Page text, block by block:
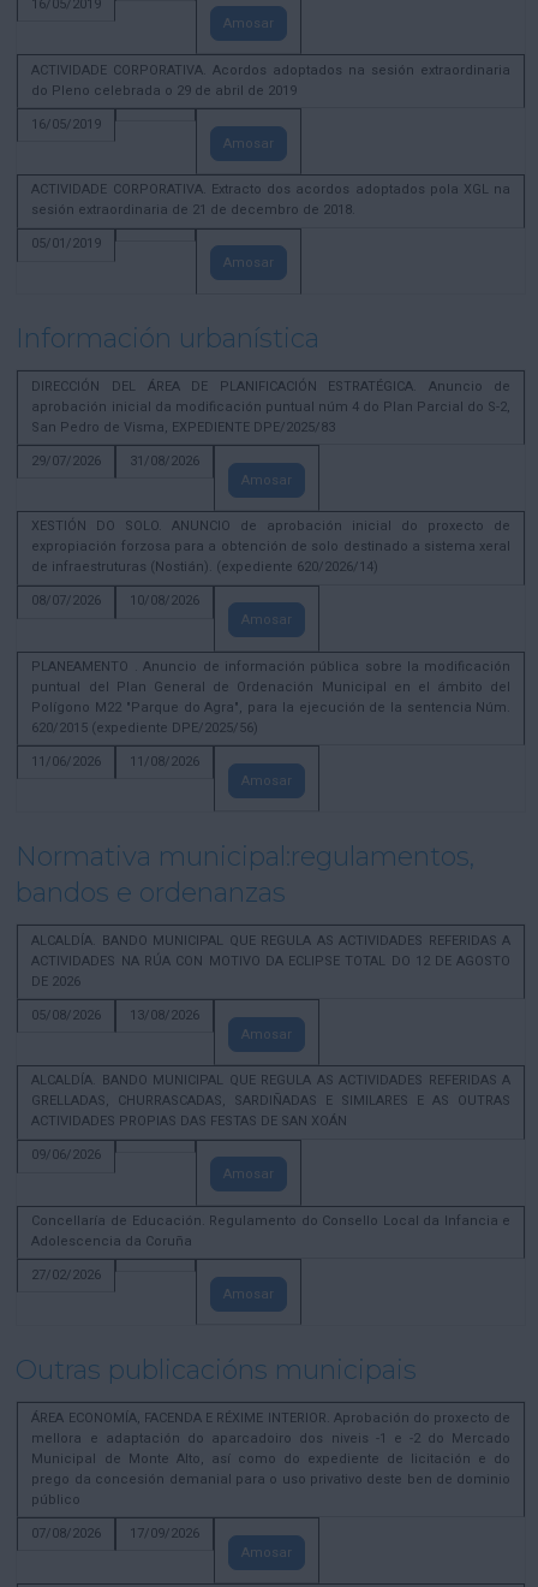
16/05/2019
Amosar
ACTIVIDADE CORPORATIVA. Acordos adoptados na sesión extraordinaria
do Pleno celebrada o 29 de abril de 2019
16/05/2019
Amosar
ACTIVIDADE CORPORATIVA. Extracto dos acordos adoptados pola XGL na
sesión extraordinaria de 21 de decembro de 2018.
05/01/2019
Amosar
Información urbanística
DIRECCIÓN DEL ÁREA DE PLANIFICACIÓN ESTRATÉGICA. Anuncio de
aprobación inicial da modificación puntual núm 4 do Plan Parcial do S-2,
San Pedro de Visma, EXPEDIENTE DPE/2025/83
29/07/2026
31/08/2026
Amosar
XESTIÓN DO SOLO. ANUNCIO de aprobación inicial do proxecto de
expropiación forzosa para a obtención de solo destinado a sistema xeral
de infraestruturas (Nostián). (expediente 620/2026/14)
08/07/2026
10/08/2026
Amosar
PLANEAMENTO . Anuncio de información pública sobre la modificación
puntual del Plan General de Ordenación Municipal en el ámbito del
Polígono M22 "Parque do Agra", para la ejecución de la sentencia Núm.
620/2015 (expediente DPE/2025/56)
11/06/2026
11/08/2026
Amosar
Normativa municipal:regulamentos,
bandos e ordenanzas
ALCALDÍA. BANDO MUNICIPAL QUE REGULA AS ACTIVIDADES REFERIDAS A
ACTIVIDADES NA RÚA CON MOTIVO DA ECLIPSE TOTAL DO 12 DE AGOSTO
DE 2026
05/08/2026
13/08/2026
Amosar
ALCALDÍA. BANDO MUNICIPAL QUE REGULA AS ACTIVIDADES REFERIDAS A
GRELLADAS, CHURRASCADAS, SARDIÑADAS E SIMILARES E AS OUTRAS
ACTIVIDADES PROPIAS DAS FESTAS DE SAN XOÁN
09/06/2026
Amosar
Concellaría de Educación. Regulamento do Consello Local da Infancia e
Adolescencia da Coruña
27/02/2026
Amosar
Outras publicacións municipais
ÁREA ECONOMÍA, FACENDA E RÉXIME INTERIOR. Aprobación do proxecto de
mellora e adaptación do aparcadoiro dos niveis -1 e -2 do Mercado
Municipal de Monte Alto, así como do expediente de licitación e do
prego da concesión demanial para o uso privativo deste ben de dominio
público
07/08/2026
17/09/2026
Amosar